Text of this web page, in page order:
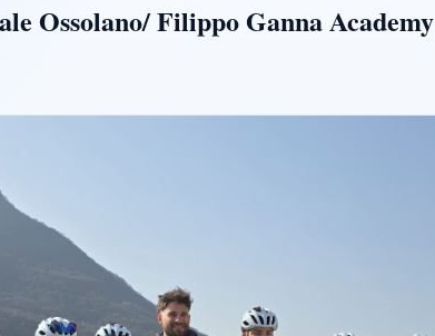
Ossolano/ Filippo Ganna Academy